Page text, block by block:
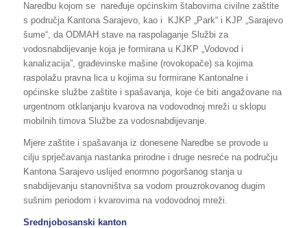
Naredbu kojom se naređuje općinskim štabovima civilne zaštite
s područja Kantona Sarajevo, kao i KJKP „Park“ i KJP „Sarajevo
šume“, da ODMAH stave na raspolaganje Službi za
vodosnabdijevanje koja je formirana u KJKP „Vodovod i
kanalizacija”, građevinske mašine (rovokopače) sa kojima
raspolažu pravna lica u kojima su formirane Kantonalne i
općinske službe zaštite i spašavanja, koje će biti angažovane na
urgentnom otklanjanju kvarova na vodovodnoj mreži u sklopu
mobilnih timova Službe za vodosnabdijevanje.
Mjere zaštite i spašavanja iz donesene Naredbe se provode u
cilju sprječavanja nastanka prirodne i druge nesreće na području
Kantona Sarajevo uslijed enormno pogoršanog stanja u
snabdijevanju stanovništva sa vodom prouzrokovanog dugim
sušnim periodom i kvarovima na vodovodnoj mreži.
Srednjobosanski kanton